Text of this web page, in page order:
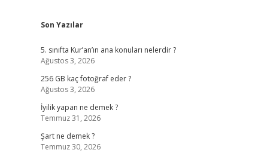
Sidebar
Son Yazılar
5. sınıfta Kur’an’ın ana konuları nelerdir ?
Ağustos 3, 2026
256 GB kaç fotoğraf eder ?
Ağustos 3, 2026
İyilik yapan ne demek ?
Temmuz 31, 2026
Şart ne demek ?
Temmuz 30, 2026